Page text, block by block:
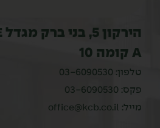
A קומה 10
טלפון: 03-6090530
פקס: 03-6090530
מייל:
office@kcb.co.il